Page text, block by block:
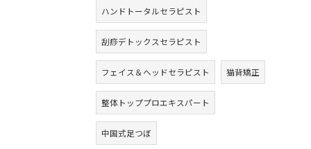
ハンドトータルセラピスト
刮痧デトックスセラピスト
フェイス＆ヘッドセラピスト 猫背矯正
整体トッププロエキスパート
中国式足つぼ